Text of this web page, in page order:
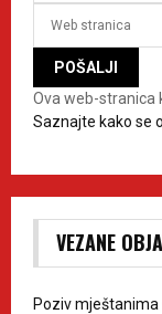
Ova web-stranica
Saznajte kako se
VEZANE
Poziv mještanima